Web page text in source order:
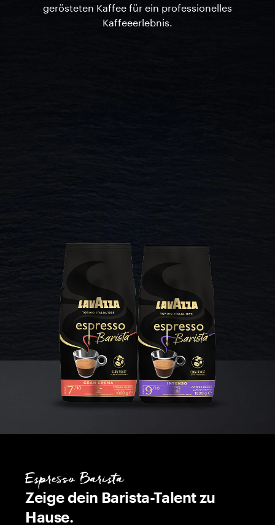
gerösteten Kaffee für ein professionelles
Kaffeeerlebnis.
Espresso Barista
Zeige dein Barista-Talent zu
Hause.